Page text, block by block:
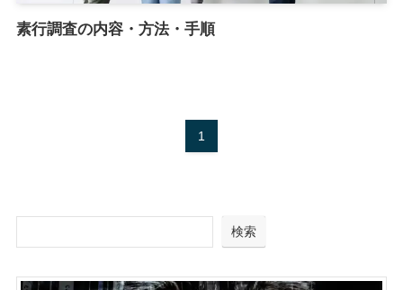
素行調査の内容・方法・手順
1
検索